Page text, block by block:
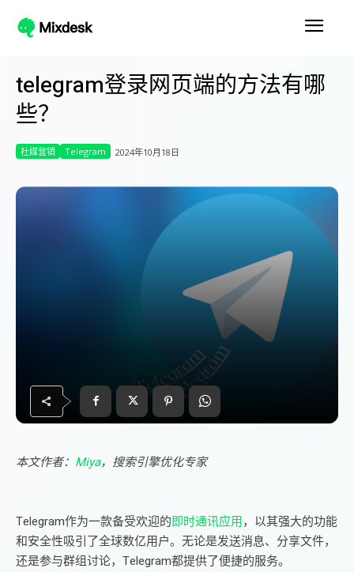
telegram登录网页端的方法有哪
些？
社媒营销 Telegram 2024年10月18日
本文作者： Miya，搜索引擎优化专家
Telegram作为一款备受欢迎的即时通讯应用，以其强大的功能
和安全性吸引了全球数亿用户。无论是发送消息、分享文件，
还是参与群组讨论，Telegram都提供了便捷的服务。